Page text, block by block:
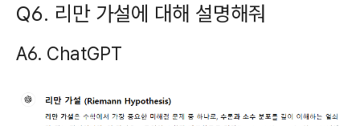
Q6. 리만 가설에 대해 설명해줘
A6. ChatGPT